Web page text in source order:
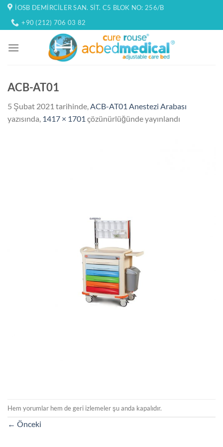
İçeriğe
atla
İOSB DEMIRCILER SAN. SIT. C5 BLOK NO: 256/B
+90 (212) 706 03 82
ACB-AT01
5 Şubat 2021 tarihinde,ACB-AT01 Anestezi Arabası
yazısında, 1417 × 1701 çözünürlüğünde yayınlandı
Hem yorumlar hem de geri izlemeler şu anda kapalıdır.
← Önceki